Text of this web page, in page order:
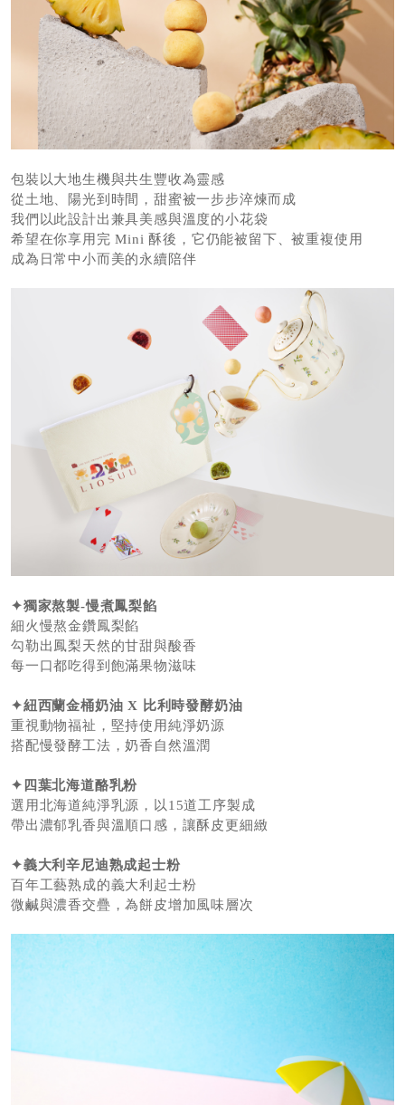
包裝以大地生機與共生豐收為靈感
從土地、陽光到時間，甜蜜被一步步淬煉而成
我們以此設計出兼具美感與溫度的小花袋
希望在你享用完 Mini 酥後，它仍能被留下、被重複使用
成為日常中小而美的永續陪伴
✦獨家熬製-慢煮鳳梨餡
細火慢熬金鑽鳳梨餡
勾勒出鳳梨天然的甘甜與酸香
每一口都吃得到飽滿果物滋味
✦紐西蘭金桶奶油 X 比利時發酵奶油
重視動物福祉，堅持使用純淨奶源
搭配慢發酵工法，奶香自然溫潤
✦ 四葉北海道酪乳粉
選用北海道純淨乳源，以15道工序製成
帶出濃郁乳香與溫順口感，讓酥皮更細緻
✦義大利辛尼迪熟成起士粉
百年工藝熟成的義大利起士粉
微鹹與濃香交疊，為餅皮增加風味層次